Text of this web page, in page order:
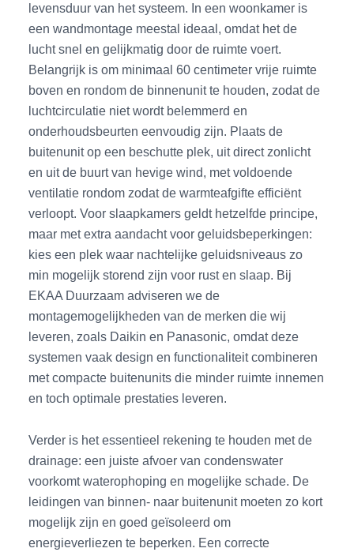
levensduur van het systeem. In een woonkamer is
een wandmontage meestal ideaal, omdat het de
lucht snel en gelijkmatig door de ruimte voert.
Belangrijk is om minimaal 60 centimeter vrije ruimte
boven en rondom de binnenunit te houden, zodat de
luchtcirculatie niet wordt belemmerd en
onderhoudsbeurten eenvoudig zijn. Plaats de
buitenunit op een beschutte plek, uit direct zonlicht
en uit de buurt van hevige wind, met voldoende
ventilatie rondom zodat de warmteafgifte efficiënt
verloopt. Voor slaapkamers geldt hetzelfde principe,
maar met extra aandacht voor geluidsbeperkingen:
kies een plek waar nachtelijke geluidsniveaus zo
min mogelijk storend zijn voor rust en slaap. Bij
EKAA Duurzaam adviseren we de
montagemogelijkheden van de merken die wij
leveren, zoals Daikin en Panasonic, omdat deze
systemen vaak design en functionaliteit combineren
met compacte buitenunits die minder ruimte innemen
en toch optimale prestaties leveren.
Verder is het essentieel rekening te houden met de
drainage: een juiste afvoer van condenswater
voorkomt waterophoping en mogelijke schade. De
leidingen van binnen- naar buitenunit moeten zo kort
mogelijk zijn en goed geïsoleerd om
energieverliezen te beperken. Een correcte